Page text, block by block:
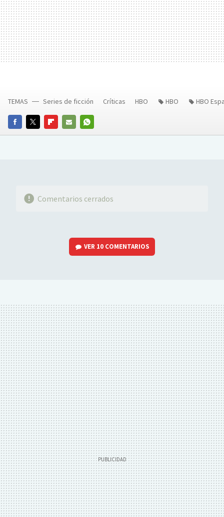
FACEBOOKTWITTERFLIPBOARD
E-
WHATSAPP
TEMAS Series de ficción Críticas HBO HBO HBO
Comentarios cerrados
VER 10 COMENTARIOS